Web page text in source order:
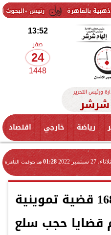
رئيس «البحوث الزراعية» يتفقد
13:52
صفر
24
1448
ورئيس التحرير
شرشر
رياضة خارجي اقتصاد
27 سبتمبر 2022 01:28 مـ بتوقيت القاهرة
الداخلية تضبط 1685 قضية تموينية
قضايا حجب سلع